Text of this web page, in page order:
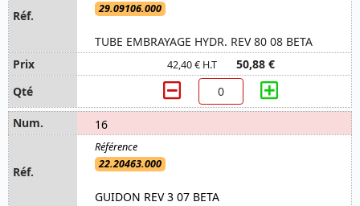
29.09106.000
TUBE EMBRAYAGE HYDR. REV 80 08 BETA
42,40 € H.T 50,88 €
16
22.20463.000
GUIDON REV 3 07 BETA